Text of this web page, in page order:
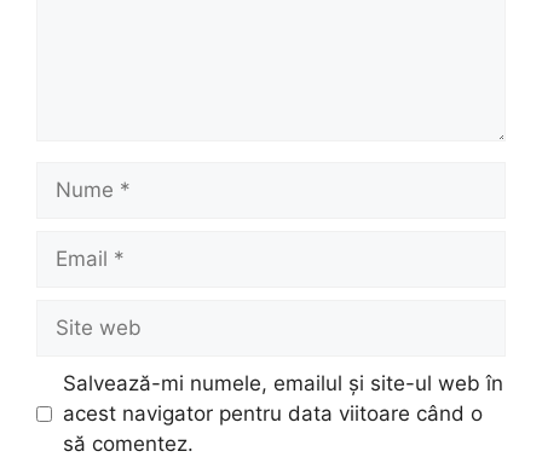
Nume
Email
Site
web
Salvează-mi numele, emailul și site-ul web în
acest navigator pentru data viitoare când o
să comentez.